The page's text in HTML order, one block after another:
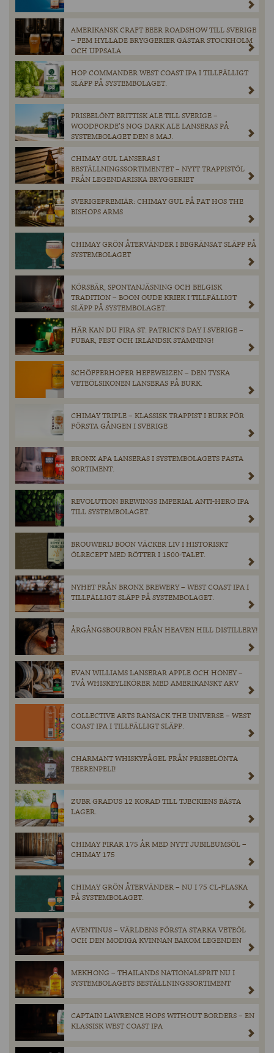
AMERIKANSK CRAFT BEER ROADSHOW TILL SVERIGE
– FEM HYLLADE BRYGGERIER GÄSTAR STOCKHOLM
OCH UPPSALA
HOP COMMANDER WEST COAST IPA I TILLFÄLLIGT
SLÄPP PÅ SYSTEMBOLAGET.
PRISBELÖNT BRITTISK ALE TILL SVERIGE –
WOODFORDE’S NOG DARK ALE LANSERAS PÅ
SYSTEMBOLAGET DEN 8 MAJ.
CHIMAY GUL LANSERAS I
BESTÄLLNINGSSORTIMENTET – NYTT TRAPPISTÖL
FRÅN LEGENDARISKA BRYGGERIET
SVERIGEPREMIÄR: CHIMAY GUL PÅ FAT HOS THE
BISHOPS ARMS
CHIMAY GRÖN ÅTERVÄNDER I BEGRÄNSAT SLÄPP PÅ
SYSTEMBOLAGET
KÖRSBÄR, SPONTANJÄSNING OCH BELGISK
TRADITION – BOON OUDE KRIEK I TILLFÄLLIGT
SLÄPP PÅ SYSTEMBOLAGET.
HÄR KAN DU FIRA ST. PATRICK’S DAY I SVERIGE –
PUBAR, FEST OCH IRLÄNDSK STÄMNING!
SCHÖFFERHOFER HEFEWEIZEN – DEN TYSKA
VETEÖLSIKONEN LANSERAS PÅ BURK.
CHIMAY TRIPLE – KLASSISK TRAPPIST I BURK FÖR
FÖRSTA GÅNGEN I SVERIGE
BRONX APA LANSERAS I SYSTEMBOLAGETS FASTA
SORTIMENT.
REVOLUTION BREWINGS IMPERIAL ANTI-HERO IPA
TILL SYSTEMBOLAGET.
BROUWERIJ BOON VÄCKER LIV I HISTORISKT
ÖLRECEPT MED RÖTTER I 1500-TALET.
NYHET FRÅN BRONX BREWERY – WEST COAST IPA I
TILLFÄLLIGT SLÄPP PÅ SYSTEMBOLAGET.
ÅRGÅNGSBOURBON FRÅN HEAVEN HILL DISTILLERY!
EVAN WILLIAMS LANSERAR APPLE OCH HONEY –
TVÅ WHISKEYLIKÖRER MED AMERIKANSKT ARV
COLLECTIVE ARTS RANSACK THE UNIVERSE – WEST
COAST IPA I TILLFÄLLIGT SLÄPP.
CHARMANT WHISKYFÅGEL FRÅN PRISBELÖNTA
TEERENPELI!
ZUBR GRADUS 12 KORAD TILL TJECKIENS BÄSTA
LAGER.
CHIMAY FIRAR 175 ÅR MED NYTT JUBILEUMSÖL –
CHIMAY 175
CHIMAY GRÖN ÅTERVÄNDER – NU I 75 CL-FLASKA
PÅ SYSTEMBOLAGET.
AVENTINUS – VÄRLDENS FÖRSTA STARKA VETEÖL
OCH DEN MODIGA KVINNAN BAKOM LEGENDEN
MEKHONG – THAILANDS NATIONALSPRIT NU I
SYSTEMBOLAGETS BESTÄLLNINGSSORTIMENT
CAPTAIN LAWRENCE HOPS WITHOUT BORDERS – EN
KLASSISK WEST COAST IPA